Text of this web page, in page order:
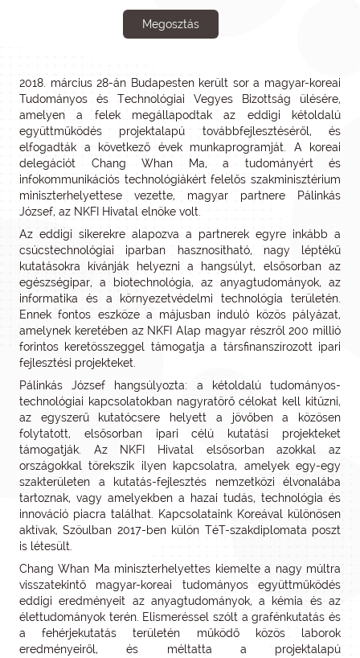
Megosztás
2018. március 28-án Budapesten került sor a magyar-koreai
Tudományos és Technológiai Vegyes Bizottság ülésére,
amelyen a felek megállapodtak az eddigi kétoldalú
együttműködés projektalapú továbbfejlesztéséről, és
elfogadták a következő évek munkaprogramját. A koreai
delegációt Chang Whan Ma, a tudományért és
infokommunikációs technológiákért felelős szakminisztérium
miniszterhelyettese vezette, magyar partnere Pálinkás
József, az NKFI Hivatal elnöke volt.
Az eddigi sikerekre alapozva a partnerek egyre inkább a
csúcstechnológiai iparban hasznosítható, nagy léptékű
kutatásokra kívánják helyezni a hangsúlyt, elsősorban az
egészségipar, a biotechnológia, az anyagtudományok, az
informatika és a környezetvédelmi technológia területén.
Ennek fontos eszköze a májusban induló közös pályázat,
amelynek keretében az NKFI Alap magyar részről 200 millió
forintos keretösszeggel támogatja a társfinanszírozott ipari
fejlesztési projekteket.
Pálinkás József hangsúlyozta: a kétoldalú tudományos-
technológiai kapcsolatokban nagyratörő célokat kell kitűzni,
az egyszerű kutatócsere helyett a jövőben a közösen
folytatott, elsősorban ipari célú kutatási projekteket
támogatják. Az NKFI Hivatal elsősorban azokkal az
országokkal törekszik ilyen kapcsolatra, amelyek egy-egy
szakterületen a kutatás-fejlesztés nemzetközi élvonalába
tartoznak, vagy amelyekben a hazai tudás, technológia és
innováció piacra találhat. Kapcsolataink Koreával különösen
aktívak, Szöulban 2017-ben külön TéT-szakdiplomata poszt
is létesült.
Chang Whan Ma miniszterhelyettes kiemelte a nagy múltra
visszatekintő magyar-koreai tudományos együttműködés
eddigi eredményeit az anyagtudományok, a kémia és az
élettudományok terén. Elismeréssel szólt a grafénkutatás és
a fehérjekutatás területén működő közös laborok
eredményeiről, és méltatta a projektalapú